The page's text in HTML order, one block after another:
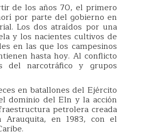
de los años 70, el primero
por parte del gobierno en
Los dos atraídos por una
y los nacientes cultivos de
en las que los campesinos
hasta hoy. Al conflicto
del narcotráfico y grupos
en batallones del Ejército
dominio del Eln y la acción
petrolera creada
en 1983, con el